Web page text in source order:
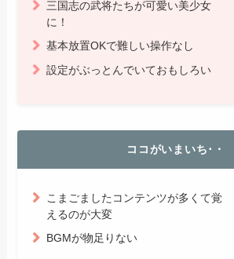
三国志の武将たちが可愛い美少女
に！
基本放置OKで難しい操作なし
設定がぶっとんでいておもしろい
ココがいまいち･・
こまごましたコンテンツが多くて覚
えるのが大変
BGMが物足りない